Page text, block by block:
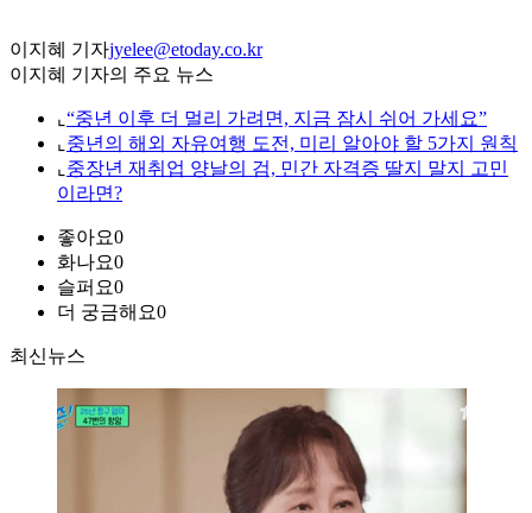
이지혜 기자jyelee@etoday.co.kr
이지혜 기자의 주요 뉴스
⌞ “중년 이후 더 멀리 가려면, 지금 잠시 쉬어 가세요”
⌞ 중년의 해외 자유여행 도전, 미리 알아야 할 5가지 원칙
⌞ 중장년 재취업 양날의 검, 민간 자격증 딸지 말지 고민
이라면?
좋아요0
화나요0
슬퍼요0
더 궁금해요0
최신뉴스